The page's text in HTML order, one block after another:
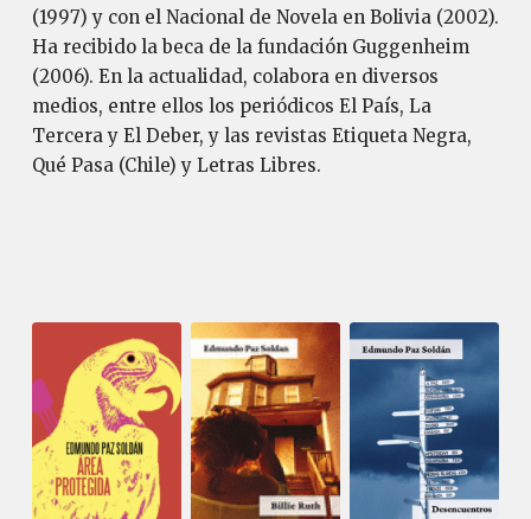
(1997) y con el Nacional de Novela en Bolivia (2002).
Ha recibido la beca de la fundación Guggenheim
(2006). En la actualidad, colabora en diversos
medios, entre ellos los periódicos El País, La
Tercera y El Deber, y las revistas Etiqueta Negra,
Qué Pasa (Chile) y Letras Libres.